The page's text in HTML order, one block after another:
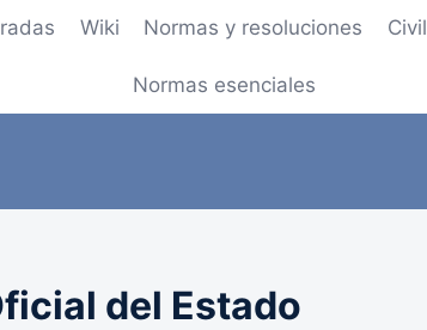
Wiki Normas y resoluciones Civil
Normas esenciales
del Estado